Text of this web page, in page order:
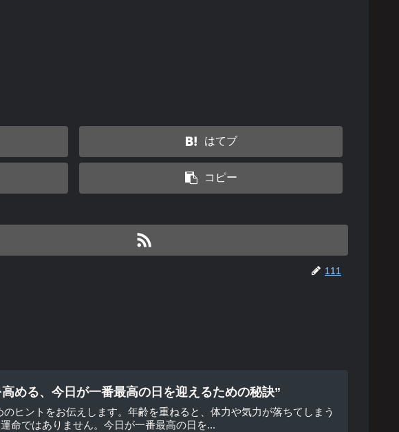
はてブ
コピー
111
める、今日が一番最高の日を迎えるための秘訣”
ヒントをお伝えします。年齢を重ねると、体力や気力が落ちてしまう
命ではありません。今日が一番最高の日を...